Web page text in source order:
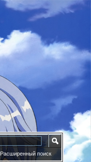
Расширенный поиск